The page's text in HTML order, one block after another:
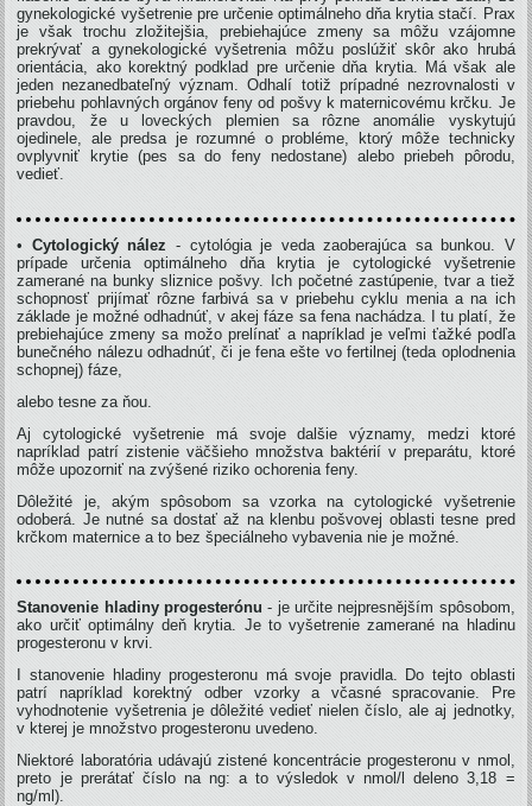
gynekologické vyšetrenie pre určenie optimálneho dňa krytia stačí. Prax
je však trochu zložitejšia, prebiehajúce zmeny sa môžu vzájomne
prekrývať a gynekologické vyšetrenia môžu poslúžiť skôr ako hrubá
orientácia, ako korektný podklad pre určenie dňa krytia. Má však ale
jeden nezanedbateľný význam. Odhalí totiž prípadné nezrovnalosti v
priebehu pohlavných orgánov feny od pošvy k maternicovému krčku. Je
pravdou, že u loveckých plemien sa rôzne anomálie vyskytujú
ojedinele, ale predsa je rozumné o probléme, ktorý môže technicky
ovplyvniť krytie (pes sa do feny nedostane) alebo priebeh pôrodu,
vedieť.
• Cytologický nález - cytológia je veda zaoberajúca sa bunkou. V
prípade určenia optimálneho dňa krytia je cytologické vyšetrenie
zamerané na bunky sliznice pošvy. Ich početné zastúpenie, tvar a tiež
schopnosť prijímať rôzne farbivá sa v priebehu cyklu menia a na ich
základe je možné odhadnúť, v akej fáze sa fena nachádza. I tu platí, že
prebiehajúce zmeny sa možo prelínať a napríklad je veľmi ťažké podľa
bunečného nálezu odhadnúť, či je fena ešte vo fertilnej (teda oplodnenia
schopnej) fáze,
alebo tesne za ňou.
Aj cytologické vyšetrenie má svoje dalšie významy, medzi ktoré
napríklad patrí zistenie väčšieho množstva baktérií v preparátu, ktoré
môže upozorniť na zvýšené riziko ochorenia feny.
Dôležité je, akým spôsobom sa vzorka na cytologické vyšetrenie
odoberá. Je nutné sa dostať až na klenbu pošvovej oblasti tesne pred
krčkom maternice a to bez špeciálneho vybavenia nie je možné.
Stanovenie hladiny progesterónu - je určite nejpresnějším spôsobom,
ako určiť optimálny deň krytia. Je to vyšetrenie zamerané na hladinu
progesteronu v krvi.
I stanovenie hladiny progesteronu má svoje pravidla. Do tejto oblasti
patrí napríklad korektný odber vzorky a včasné spracovanie. Pre
vyhodnotenie vyšetrenia je dôležité vedieť nielen číslo, ale aj jednotky,
v kterej je množstvo progesteronu uvedeno.
Niektoré laboratória udávajú zistené koncentrácie progesteronu v nmol,
preto je prerátať číslo na ng: a to výsledok v nmol/l deleno 3,18 =
ng/ml).